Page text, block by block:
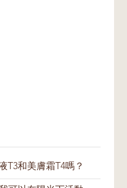
T3和美膚霜T4嗎？